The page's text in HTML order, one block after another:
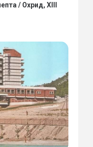
/ Охрид, XIII